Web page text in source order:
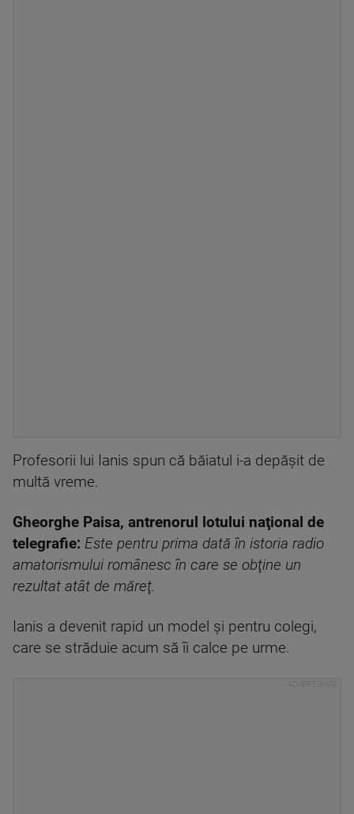
Profesorii lui Ianis spun că băiatul i-a depăşit de
multă vreme.
Gheorghe Paisa, antrenorul lotului naţional de
telegrafie: Este pentru prima dată în istoria radio
amatorismului românesc în care se obţine un
rezultat atât de măreţ.
Ianis a devenit rapid un model și pentru colegi,
care se străduie acum să îi calce pe urme.